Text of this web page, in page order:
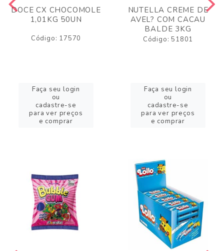
DOCE CX CHOCOMOLE
1,01KG 50UN
Código: 17570
Faça seu login
ou
cadastre-se
para ver preços
e comprar
NUTELLA CREME DE
AVEL? COM CACAU
BALDE 3KG
Código: 51801
Faça seu login
ou
cadastre-se
para ver preços
e comprar